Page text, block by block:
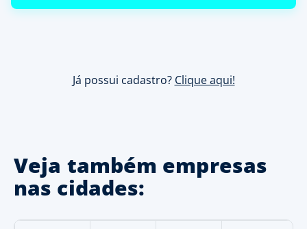
Já possui cadastro? Clique aqui!
Veja também empresas
nas cidades: